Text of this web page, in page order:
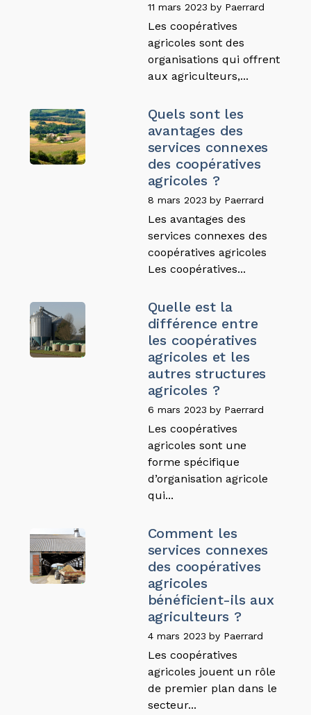
11 mars 2023 by Paerrard
Les coopératives
agricoles sont des
organisations qui offrent
aux agriculteurs,...
Quels sont les
avantages des
services connexes
des coopératives
agricoles ?
8 mars 2023 by Paerrard
Les avantages des
services connexes des
coopératives agricoles
Les coopératives...
Quelle est la
différence entre
les coopératives
agricoles et les
autres structures
agricoles ?
6 mars 2023 by Paerrard
Les coopératives
agricoles sont une
forme spécifique
d’organisation agricole
qui...
Comment les
services connexes
des coopératives
agricoles
bénéficient-ils aux
agriculteurs ?
4 mars 2023 by Paerrard
Les coopératives
agricoles jouent un rôle
de premier plan dans le
secteur...